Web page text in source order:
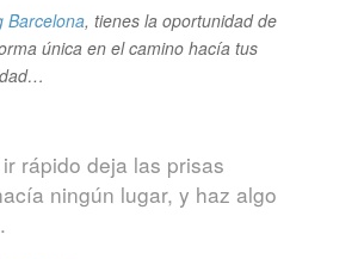
Barcelona, tienes la oportunidad de
única en el camino hacía tus
rápido deja las prisas
ningún lugar, y haz algo